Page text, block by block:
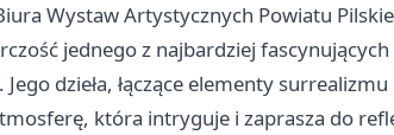
Wystaw Artystycznych Powiatu
jednego z najbardziej
Jego dzieła, łączące elementy
która intryguje i zaprasza do